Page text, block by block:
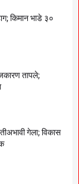
किमान भाडे ३०
तापले;
गेला; विकास